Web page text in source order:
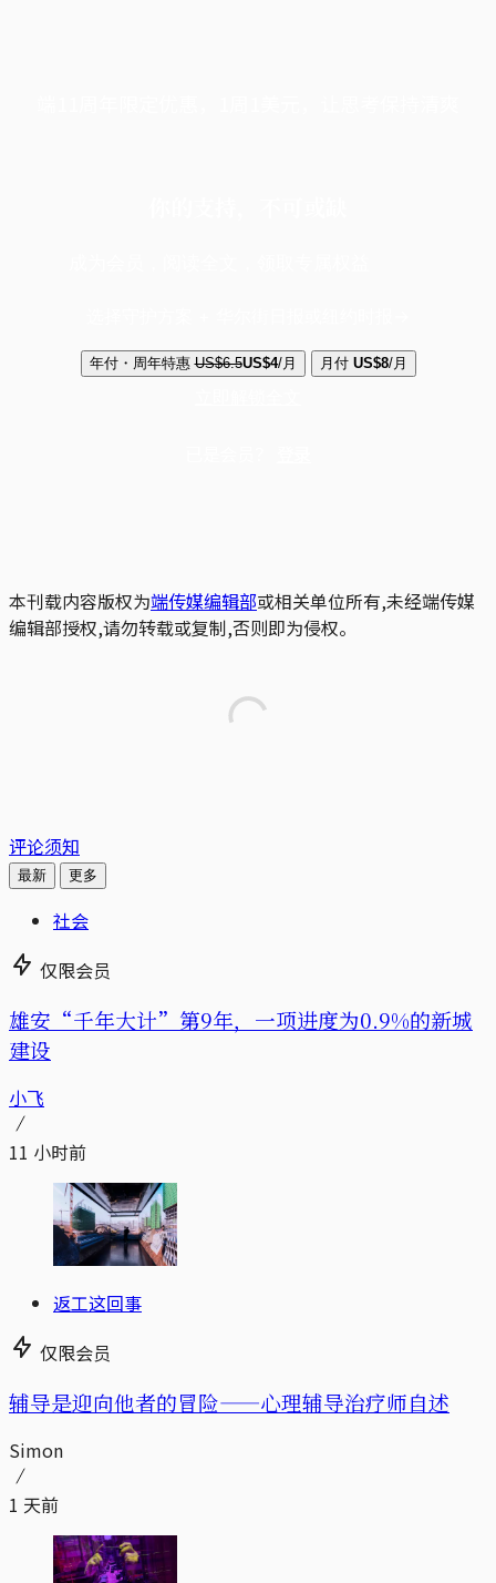
年付・周年特惠 US$6.5US$4/月 月付 US$8/月
本刊载内容版权为端传媒编辑部或相关单位所有,未经端传媒
编辑部授权,请勿转载或复制,否则即为侵权。
评论须知
最新 更多
社会
仅限会员
雄安“千年大计”第9年，一项进度为0.9%的新城
建设
小飞
11 小时前
返工这回事
仅限会员
辅导是迎向他者的冒险——心理辅导治疗师自述
Simon
1 天前